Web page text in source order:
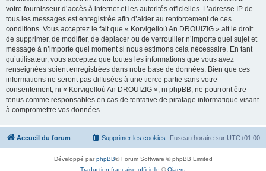
votre fournisseur d’accès à internet et les autorités officielles. L’adresse IP de
tous les messages est enregistrée afin d’aider au renforcement de ces
conditions. Vous acceptez le fait que « Korvigelloù An DROUIZIG » ait le droit
de supprimer, de modifier, de déplacer ou de verrouiller n’importe quel sujet et
message à n’importe quel moment si nous estimons cela nécessaire. En tant
qu’utilisateur, vous acceptez que toutes les informations que vous avez
renseignées soient enregistrées dans notre base de données. Bien que ces
informations ne seront pas diffusées à une tierce partie sans votre
consentement, ni « Korvigelloù An DROUIZIG », ni phpBB, ne pourront être
tenus comme responsables en cas de tentative de piratage informatique visant
à compromettre vos données.
Accueil du forum Fuseau horaire sur UTC+01:00
Supprimer les cookies
Développé parphpBB® Forum Software © phpBB Limited
Traduction française officielle ©Qiaeru